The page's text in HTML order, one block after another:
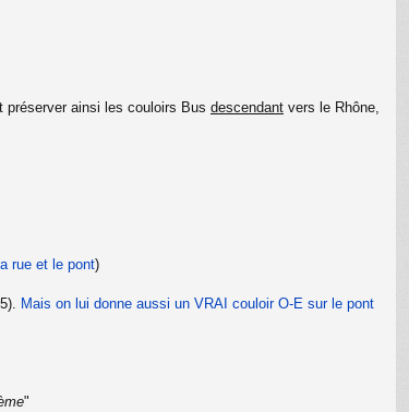
préserver ainsi les couloirs Bus descendant vers le Rhône,
rue et le pont)
Mais on lui donne aussi un VRAI couloir O-E sur le pont
"